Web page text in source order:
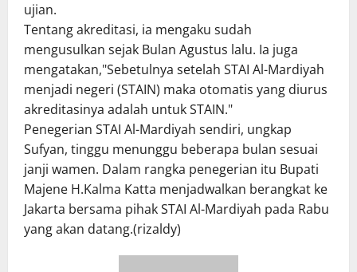
ujian.
Tentang akreditasi, ia mengaku sudah
mengusulkan sejak Bulan Agustus lalu. Ia juga
mengatakan,"Sebetulnya setelah STAI Al-Mardiyah
menjadi negeri (STAIN) maka otomatis yang diurus
akreditasinya adalah untuk STAIN."
Penegerian STAI Al-Mardiyah sendiri, ungkap
Sufyan, tinggu menunggu beberapa bulan sesuai
janji wamen. Dalam rangka penegerian itu Bupati
Majene H.Kalma Katta menjadwalkan berangkat ke
Jakarta bersama pihak STAI Al-Mardiyah pada Rabu
yang akan datang.(rizaldy)